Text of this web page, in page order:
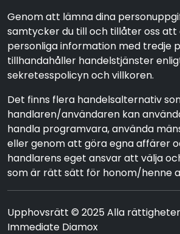
Genom att lämna dina
samtycker du till och tillåter oss att
personliga information med tredje
tillhandahåller handelstjänster
sekretesspolicyn och villkoren.
Det finns flera handelsalternativ
handlaren/användaren kan
handla programvara, använda
eller genom att göra egna affärer
handlarens eget ansvar att välja
som är rätt sätt för honom/henne
Upphovsrätt © 2025 Alla
Immediate Diamox